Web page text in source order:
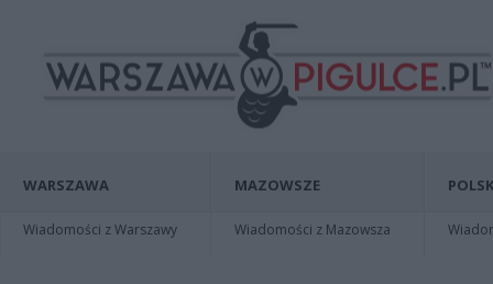
WARSZAWA
Wiadomości z Warszawy
MAZOWSZE
Wiadomości z Mazowsza